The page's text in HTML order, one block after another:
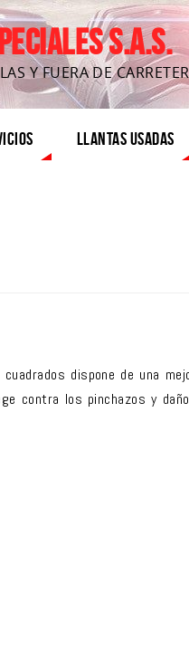
S.A.S.
Y FUERA DE
LLANTAS USADAS
dispone de una
contra los pinchazos y